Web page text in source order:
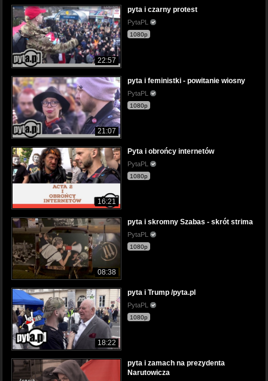
22:57
pyta i czarny protest
PytaPL
1080p
21:07
pyta i feministki - powitanie wiosny
PytaPL
1080p
16:21
Pyta i obrońcy internetów
PytaPL
1080p
08:38
pyta i skromny Szabas - skrót strima
PytaPL
1080p
18:22
pyta i Trump /pyta.pl
PytaPL
1080p
pyta i zamach na prezydenta
Narutowicza